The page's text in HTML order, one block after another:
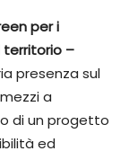
per i
territorio –
presenza sul
a
di un progetto
ed